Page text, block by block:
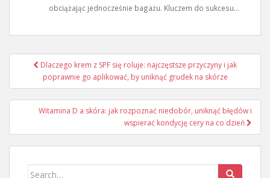
obciążając jednocześnie bagażu. Kluczem do sukcesu...
Nawigacja
wpisu
Dlaczego krem z SPF się roluje: najczęstsze przyczyny i jak
poprawnie go aplikować, by uniknąć grudek na skórze
Witamina D a skóra: jak rozpoznać niedobór, uniknąć błędów i
wspierać kondycję cery na co dzień
Search